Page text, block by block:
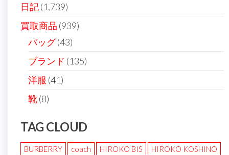
日記(1,739)
買取商品 (939)
バッグ(43)
ブランド (135)
洋服 (41)
靴(8)
TAG CLOUD
BURBERRY coach HIROKO BIS
HIROKO KOSHINO